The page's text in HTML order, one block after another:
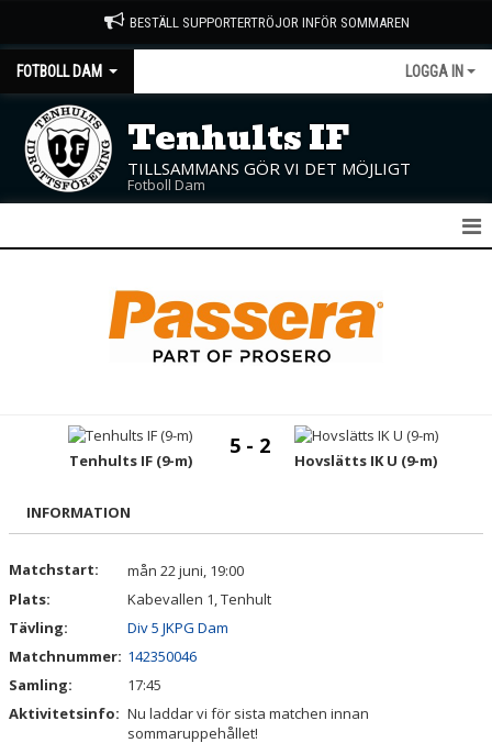
BESTÄLL SUPPORTERTRÖJOR INFÖR SOMMAREN
FOTBOLL DAM LOGGA IN
Tenhults IF
TILLSAMMANS GÖR VI DET MÖJLIGT
Fotboll Dam
TRUPPEN
BILDGALLERI
KONTAKT
Tenhults IF (9-m)
5 - 2
Hovslätts IK U (9-m)
INFORMATION
Matchstart:
mån 22 juni, 19:00
Plats:
Kabevallen 1, Tenhult
Tävling:
Div 5 JKPG Dam
Matchnummer: 142350046
Samling:
17:45
Aktivitetsinfo: Nu laddar vi för sista matchen innan
sommaruppehållet!